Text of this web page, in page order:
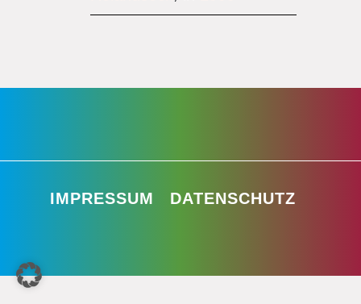
IMPRESSUM DATENSCHUTZ